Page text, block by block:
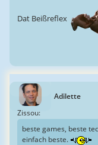
Dat Beißreflex
Adilette
Zissou:
beste games, beste
einfach beste.